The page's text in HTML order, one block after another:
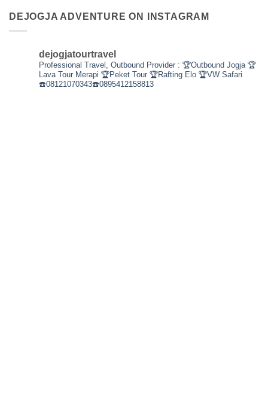
DEJOGJA ADVENTURE ON INSTAGRAM
dejogjatourtravel
Professional Travel, Outbound Provider : 🏆Outbound Jogja 🏆
Lava Tour Merapi 🏆Peket Tour 🏆Rafting Elo 🏆VW Safari
☎️08121070343☎️0895412158813